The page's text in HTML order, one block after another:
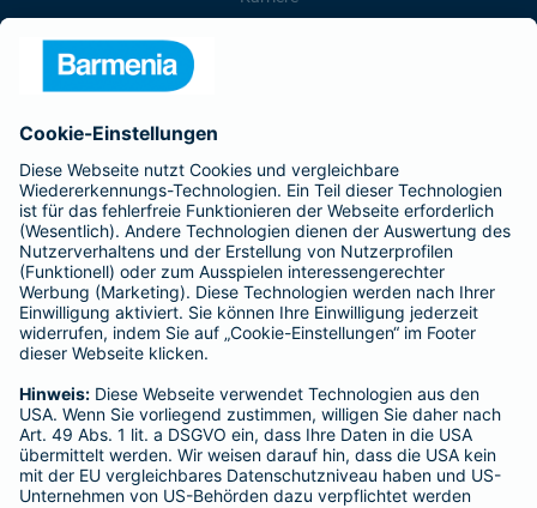
Barmenia ist Teil der BarmeniaGothaer
BELIEBTE SEITEN
Kranken-Zusatzversicherung
Tierversicherungen
Haftpflichtversicherung
Hausratversicherung
Adresse ändern
Schaden melden
Kilometerstandsmeldung
Serviceübersicht